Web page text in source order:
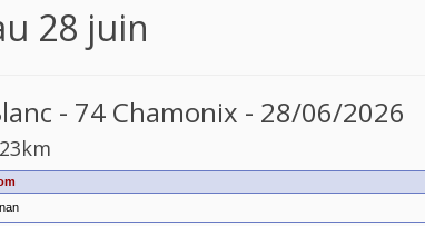
28 juin
- 74 Chamonix - 28/06/2026
23km